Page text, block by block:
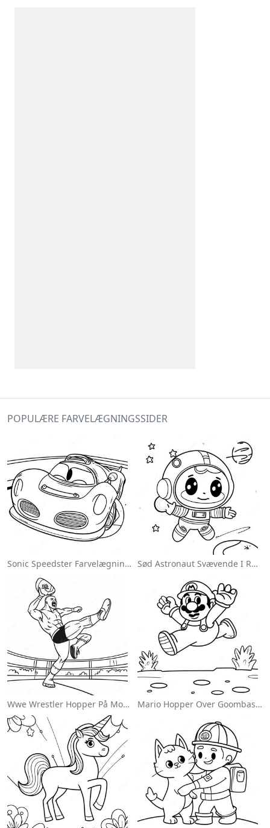
POPULÆRE FARVELÆGNINGSSIDER
Sonic Speedster Farvelægningsside Sød Astronaut Svævende I Rummet Farvelægningsside
Wwe Wrestler Hopper På Modstander Farvelægningsside Mario Hopper Over Goombas Farvelægningsside